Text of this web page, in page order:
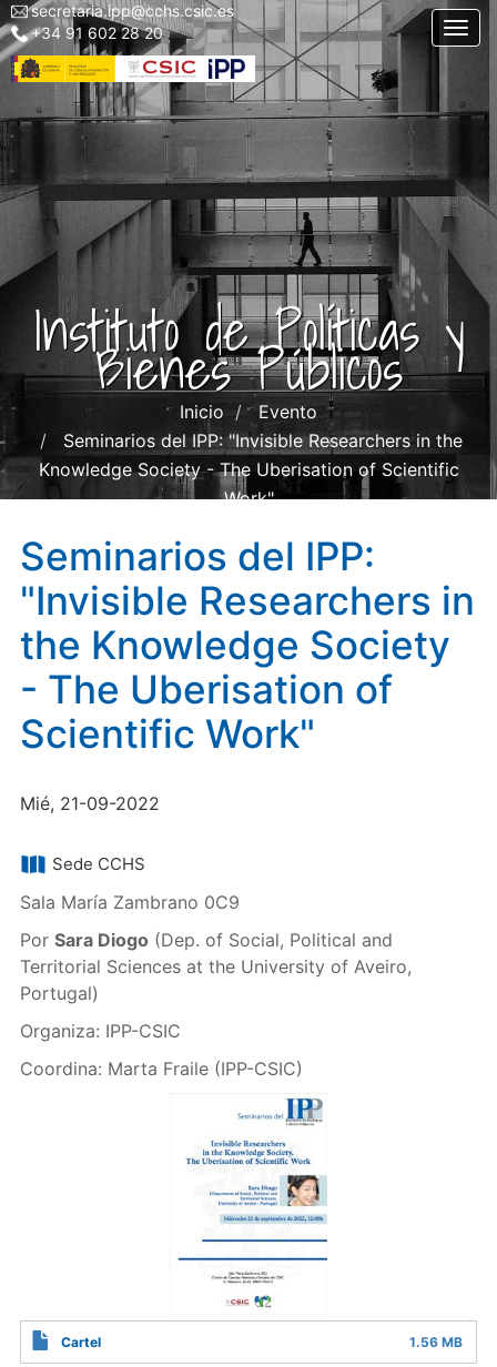
Pasar
al
contenido
Menu
top
left
secretaria.ipp@cchs.csic.es
+34 91 602 28 20
Instituto de Políticas y
Bienes Públicos
Inicio
Evento
Seminarios del IPP: "Invisible Researchers in the
Knowledge Society - The Uberisation of Scientific
Work"
Seminarios del IPP:
"Invisible Researchers in
the Knowledge Society
- The Uberisation of
Scientific Work"
Mié, 21-09-2022
Sede CCHS
Sala María Zambrano 0C9
Por Sara Diogo (Dep. of Social, Political and
Territorial Sciences at the University of Aveiro,
Portugal)
Organiza: IPP-CSIC
Coordina: Marta Fraile (IPP-CSIC)
Cartel 1.56 MB